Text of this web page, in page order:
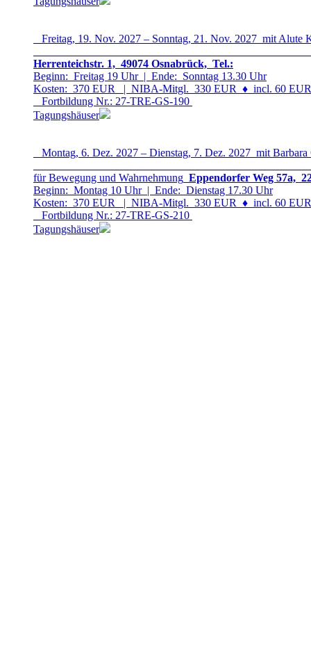
Freitag, 19. Nov. 2027 – Sonntag, 21. Nov. 2027 mit Alute
Herrenteichstr. 1, 49074 Osnabrück, Tel.:
Beginn: Freitag 19 Uhr | Ende: Sonntag 13.30 Uhr
Kosten: 370 EUR | NIBA-Mitgl. 330 EUR ♦ incl. 60
Fortbildung Nr.: 27-TRE-GS-190
Tagungshäuser
Montag, 6. Dez. 2027 – Dienstag, 7. Dez. 2027 mit Barbara
für Bewegung und Wahrnehmung Eppendorfer Weg 57a,
Beginn: Montag 10 Uhr | Ende: Dienstag 17.30 Uhr
Kosten: 370 EUR | NIBA-Mitgl. 330 EUR ♦ incl. 60
Fortbildung Nr.: 27-TRE-GS-210
Tagungshäuser